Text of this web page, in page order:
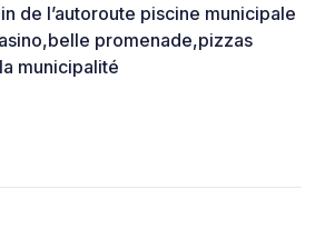
de l’autoroute piscine municipale
promenade,pizzas
municipalité